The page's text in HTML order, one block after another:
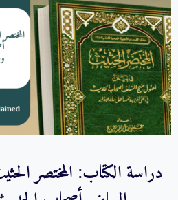
دراسة الكتاب: المختصر